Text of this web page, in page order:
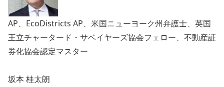
AP、 EcoDistricts AP、 米国ニューヨーク州弁護士、英国
王立チャータード・サベイヤーズ協会フェロー、不動産証
券化協会認定マスター
坂本 桂太朗